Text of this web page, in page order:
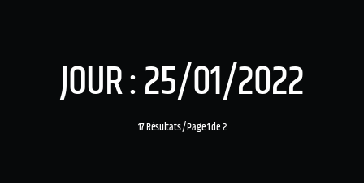
JOUR : 25/01/2022
17 Résultats / Page 1 de 2